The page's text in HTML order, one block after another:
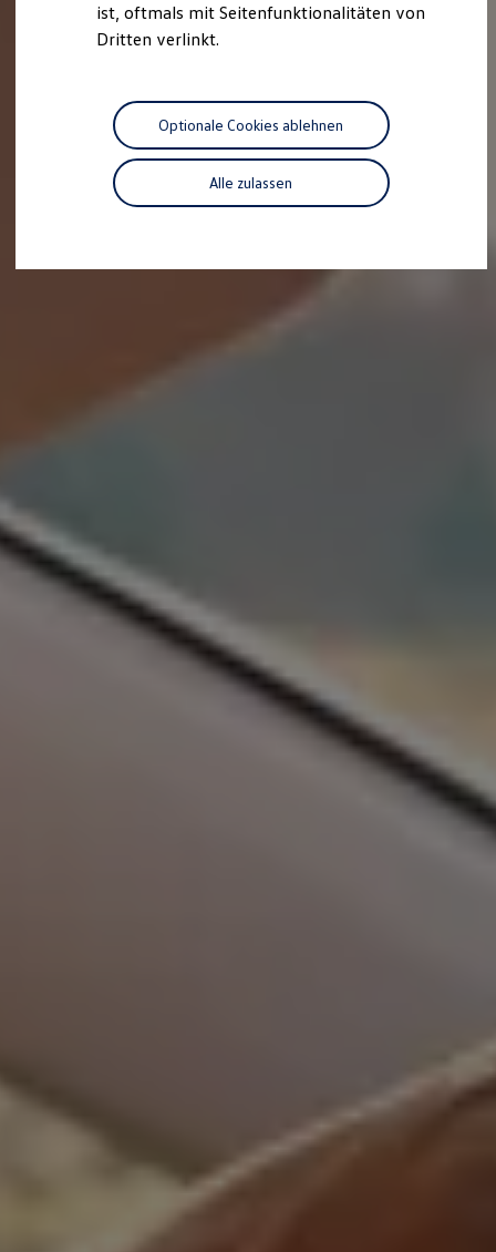
Software Updates
Service und Ersatzteile
Motorenöl und Flüssigkeiten
Räder und Reifen
Pannen- und Unfallhilfe
Economy Service
Volkswagen Teile
Zubehör
Wallbox und Ladekabel
Live Beratung
Magazin
Lifestyle
Transport
Familie
Elektromobilität
Volkswagen Kundenbetreuung
ist, oftmals mit Seitenfunktionalitäten von
Dritten verlinkt.
Alle zulassen
Optionale Cookies ablehnen